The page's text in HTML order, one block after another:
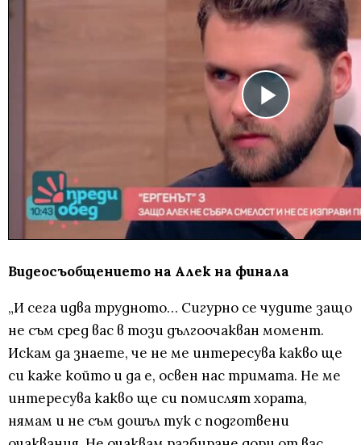
Видеосъобщението на Алек на финала
„И сега идва трудното… Сигурно се чудите защо
не съм сред вас в този дългоочакван момент.
Искам да знаете, че не ме интересува какво ще
си каже който и да е, освен нас тримата. Не ме
интересува какво ще си помислят хората,
нямам и не съм дошъл тук с подготвени